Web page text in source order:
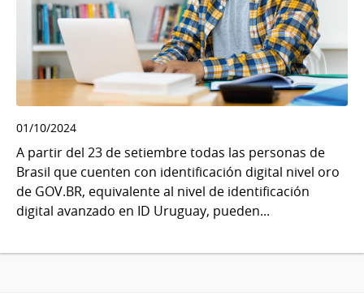
01/10/2024
A partir del 23 de setiembre todas las personas de
Brasil que cuenten con identificación digital nivel oro
de GOV.BR, equivalente al nivel de identificación
digital avanzado en ID Uruguay, pueden...